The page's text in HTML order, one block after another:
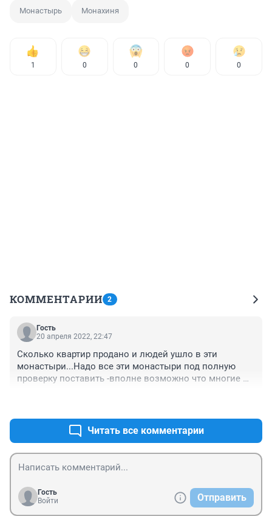
Монастырь Монахиня
1 0 0 0 0
КОММЕНТАРИИ 2
Гость
20 апреля 2022, 22:47
Сколько квартир продано и людей ушло в эти
монастыри...Надо все эти монастыри под полную
проверку поставить -вполне возможно что многие
Читать все комментарии
Гость
Войти
Отправить